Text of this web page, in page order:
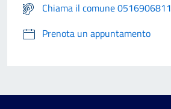
Chiama il comune 0516906811
Prenota un appuntamento